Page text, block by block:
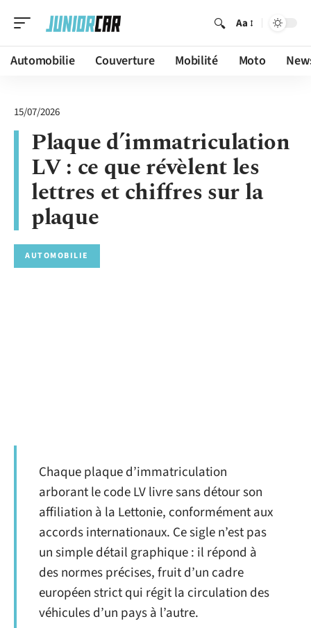
Aa
Automobilie Couverture Mobilité Moto
15/07/2026
Plaque d’immatriculation
LV : ce que révèlent les
lettres et chiffres sur la
plaque
AUTOMOBILIE
Chaque plaque d’immatriculation
arborant le code LV livre sans détour son
affiliation à la Lettonie, conformément aux
accords internationaux. Ce sigle n’est pas
un simple détail graphique : il répond à
des normes précises, fruit d’un cadre
européen strict qui régit la circulation des
véhicules d’un pays à l’autre.